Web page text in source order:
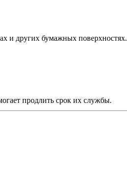
и других бумажных поверхностях.
продлить срок их службы.